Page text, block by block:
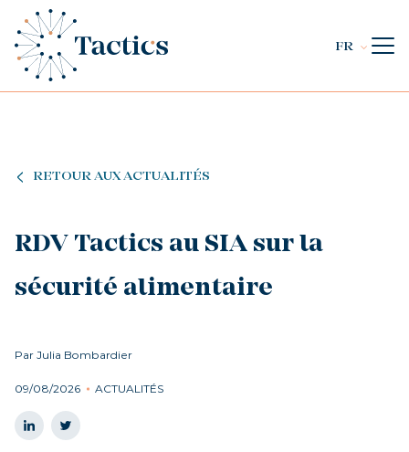
FR
RETOUR AUX ACTUALITÉS
RDV Tactics au SIA sur la
sécurité alimentaire
Par Julia Bombardier
09/08/2026 ACTUALITÉS